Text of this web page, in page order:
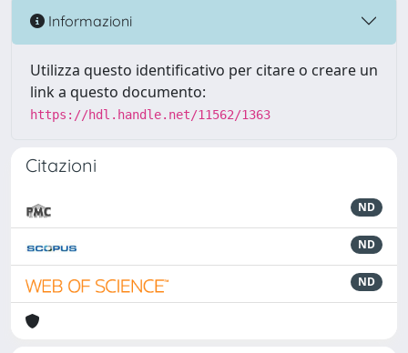
Informazioni
Utilizza questo identificativo per citare o creare un
link a questo documento:
https://hdl.handle.net/11562/1363
Citazioni
ND
ND
ND